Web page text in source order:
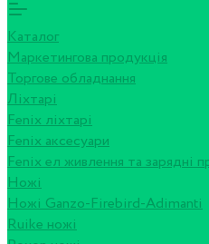
Каталог
Маркетингова продукція
Торгове обладнання
Ліхтарі
Fenix ліхтарі
Fenix аксесуари
Fenix ел живлення та зарядні
Ножі
Ножі Ganzo-Firebird-Adimanti
Ruike ножі